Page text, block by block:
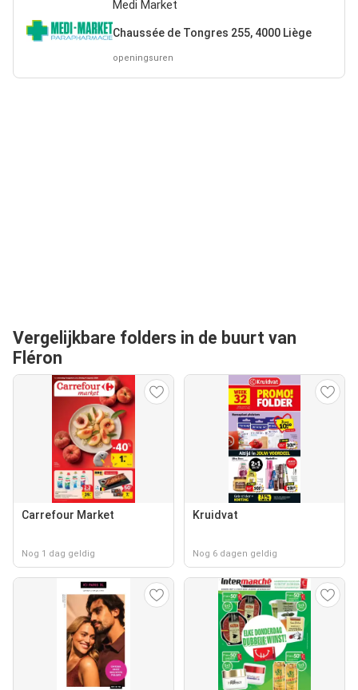
Medi Market
Chaussée de Tongres 255, 4000 Liège
openingsuren
Vergelijkbare folders in de buurt van
Fléron
Carrefour Market
Nog 1 dag geldig
Kruidvat
Nog 6 dagen geldig